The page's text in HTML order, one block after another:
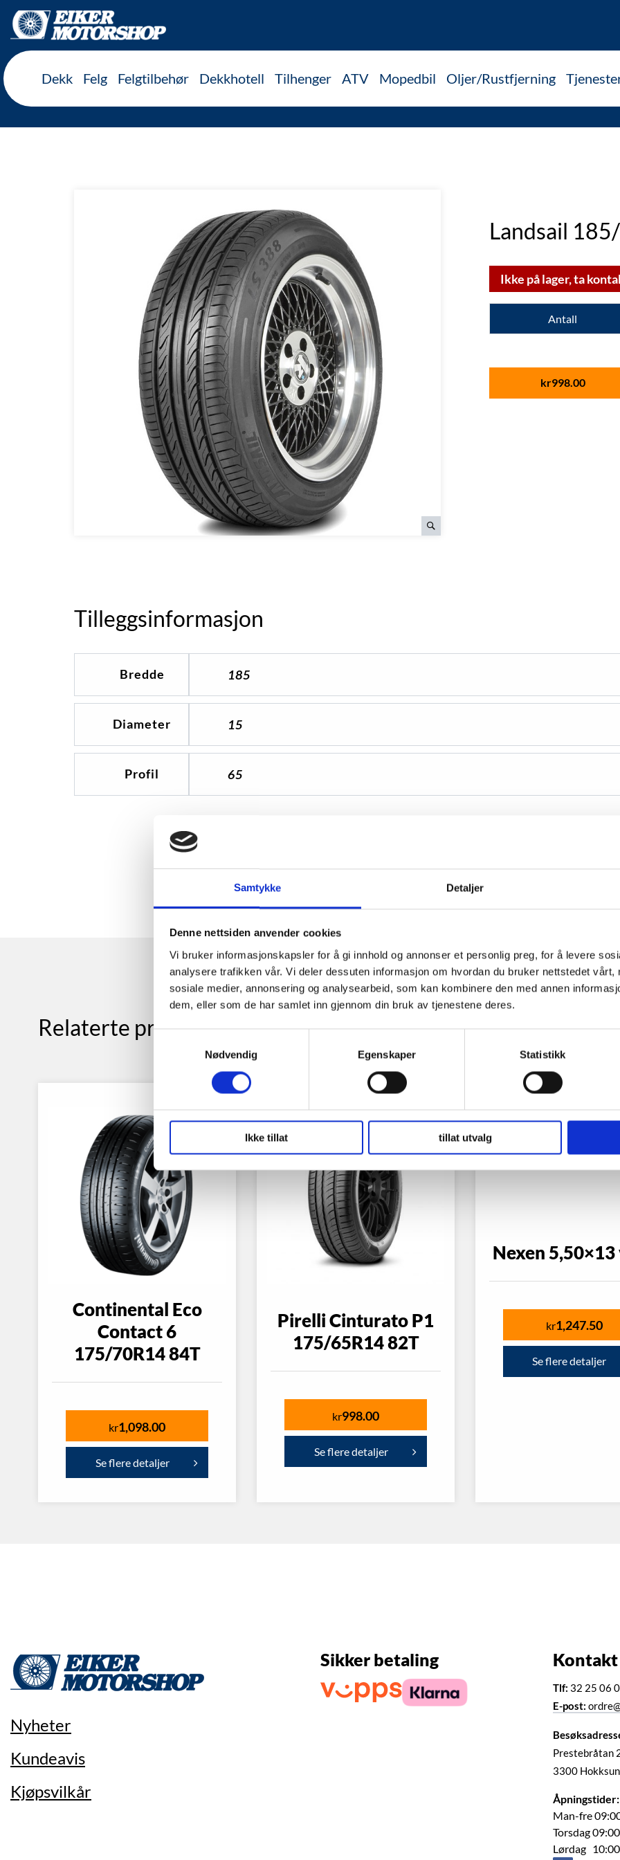
Samtykke Detaljer
Denne nettsiden anvender cookies
Vi bruker informasjonskapsler for å gi innhold og annonser et personlig preg, for å levere
analysere trafikken vår. Vi deler dessuten informasjon om hvordan du bruker nettstedet vårt,
sosiale medier, annonsering og analysearbeid, som kan kombinere den med annen
dem, eller som de har samlet inn gjennom din bruk av tjenestene deres.
Nødvendig
Egenskaper Statistikk
Ikke tillat tillat utvalg
Dekk Felg Felgtilbehør Dekkhotell Tilhenger ATV Mopedbil Oljer/Rustfjerning
Landsail
Ikke på lager, ta
Antall
kr998.00
Inkl. mva
Tilleggsinformasjon
Bredde 185
Diameter 15
Profil 65
Relaterte produkter
Continental Eco
Contact 6
175/70R14 84T
kr1,098.00
Se flere detaljer
Pirelli Cinturato P1
175/65R14 82T
kr998.00
Se flere detaljer
Nexen 5,50×13
kr1,247.50
Se flere detaljer
Nyheter
Kundeavis
Kjøpsvilkår
Sikker betaling Kontakt
Tlf: 32 25 06
E-post:
Prestebråtan
3300
Åpningstider:
Man-fre
Torsdag
Lørdag